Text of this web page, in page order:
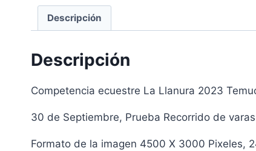
Descripción
Descripción
Competencia ecuestre La Llanura 2023
30 de Septiembre, Prueba Recorrido de
Formato de la imagen 4500 X 3000 Pixeles,